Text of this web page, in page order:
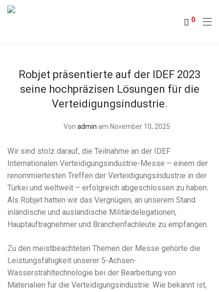
0
Robjet präsentierte auf der IDEF 2023
seine hochpräzisen Lösungen für die
Verteidigungsindustrie.
Von admin am November 10, 2025
Wir sind stolz darauf, die Teilnahme an der IDEF
Internationalen Verteidigungsindustrie-Messe – einem der
renommiertesten Treffen der Verteidigungsindustrie in der
Türkei und weltweit – erfolgreich abgeschlossen zu haben.
Als Robjet hatten wir das Vergnügen, an unserem Stand
inländische und ausländische Militärdelegationen,
Hauptauftragnehmer und Branchenfachleute zu empfangen.
Zu den meistbeachteten Themen der Messe gehörte die
Leistungsfähigkeit unserer 5-Achsen-
Wasserstrahltechnologie bei der Bearbeitung von
Materialien für die Verteidigungsindustrie. Wie bekannt ist,